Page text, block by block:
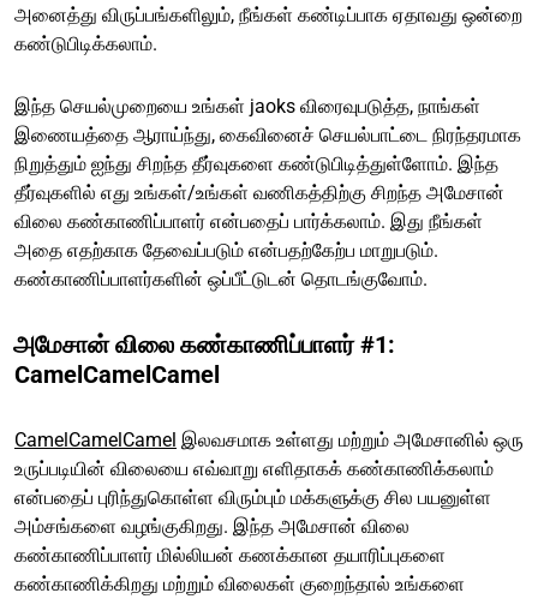
அனைத்து விருப்பங்களிலும், நீங்கள் கண்டிப்பாக ஏதாவது ஒன்றை
கண்டுபிடிக்கலாம்.
இந்த செயல்முறையை உங்கள் jaoks விரைவுபடுத்த, நாங்கள்
இணையத்தை ஆராய்ந்து, கைவினைச் செயல்பாட்டை நிரந்தரமாக
நிறுத்தும் ஐந்து சிறந்த தீர்வுகளை கண்டுபிடித்துள்ளோம். இந்த
தீர்வுகளில் எது உங்கள்/உங்கள் வணிகத்திற்கு சிறந்த அமேசான்
விலை கண்காணிப்பாளர் என்பதைப் பார்க்கலாம். இது நீங்கள்
அதை எதற்காக தேவைப்படும் என்பதற்கேற்ப மாறுபடும்.
கண்காணிப்பாளர்களின் ஒப்பீட்டுடன் தொடங்குவோம்.
அமேசான் விலை கண்காணிப்பாளர் #1:
CamelCamelCamel
CamelCamelCamel இலவசமாக உள்ளது மற்றும் அமேசானில் ஒரு
உருப்படியின் விலையை எவ்வாறு எளிதாகக் கண்காணிக்கலாம்
என்பதைப் புரிந்துகொள்ள விரும்பும் மக்களுக்கு சில பயனுள்ள
அம்சங்களை வழங்குகிறது. இந்த அமேசான் விலை
கண்காணிப்பாளர் மில்லியன் கணக்கான தயாரிப்புகளை
கண்காணிக்கிறது மற்றும் விலைகள் குறைந்தால் உங்களை